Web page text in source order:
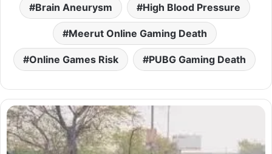
Brain Aneurysm High Blood Pressure
Meerut Online Gaming Death
Online Games Risk PUBG Gaming Death